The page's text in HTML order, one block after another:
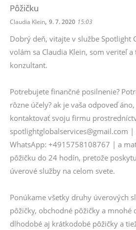
Pôžičku
Claudia Klein, 9. 7. 2020 15:03
Dobrý deň, vitajte v službe Spotlight
volám sa Claudia Klein, som veriteľ
konzultant.
Potrebujete finančné posilnenie?
rôzne účely? ak je vaša odpoveď
kontaktovať svoju firmu
spotlightglobalservices@gmail.com
WhatsApp: +4915758108767 | a
pôžičku do 24 hodín, pretože
úverové služby na celom svete.
Ponúkame všetky druhy úverových
pôžičky, obchodné pôžičky a mnohé
dlhodobé aj krátkodobé pôžičky a